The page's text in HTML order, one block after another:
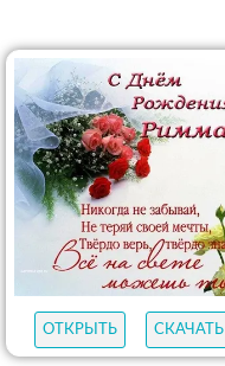
ОТКРЫТЬ СКАЧАТЬ